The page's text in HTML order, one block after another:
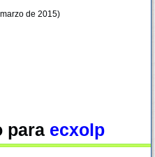
de 2015)
para ecxolp